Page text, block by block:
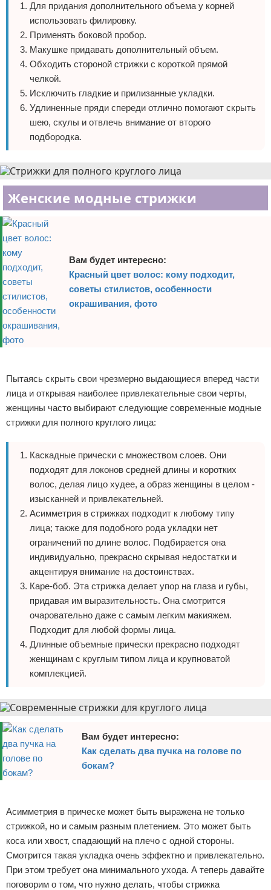
Для придания дополнительного объема у корней
использовать филировку.
Применять боковой пробор.
Макушке придавать дополнительный объем.
Обходить стороной стрижки с короткой прямой
челкой.
Исключить гладкие и прилизанные укладки.
Удлиненные пряди спереди отлично помогают скрыть
шею, скулы и отвлечь внимание от второго
подбородка.
Женские модные стрижки
Вам будет интересно:
Красный цвет волос: кому подходит,
советы стилистов, особенности
окрашивания, фото
Пытаясь скрыть свои чрезмерно выдающиеся вперед части
лица и открывая наиболее привлекательные свои черты,
женщины часто выбирают следующие современные модные
стрижки для полного круглого лица:
Каскадные прически с множеством слоев. Они
подходят для локонов средней длины и коротких
волос, делая лицо худее, а образ женщины в целом -
изысканней и привлекательней.
Асимметрия в стрижках подходит к любому типу
лица; также для подобного рода укладки нет
ограничений по длине волос. Подбирается она
индивидуально, прекрасно скрывая недостатки и
акцентируя внимание на достоинствах.
Каре-боб. Эта стрижка делает упор на глаза и губы,
придавая им выразительность. Она смотрится
очаровательно даже с самым легким макияжем.
Подходит для любой формы лица.
Длинные объемные прически прекрасно подходят
женщинам с круглым типом лица и крупноватой
комплекцией.
Вам будет интересно:
Как сделать два пучка на голове по
бокам?
Асимметрия в прическе может быть выражена не только
стрижкой, но и самым разным плетением. Это может быть
коса или хвост, спадающий на плечо с одной стороны.
Смотрится такая укладка очень эффектно и привлекательно.
При этом требует она минимального ухода. А теперь давайте
поговорим о том, что нужно делать, чтобы стрижка